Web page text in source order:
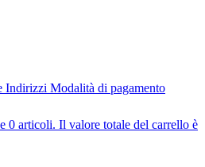
Indirizzi Modalità di pagamento
0 articoli. Il valore totale del carrello è